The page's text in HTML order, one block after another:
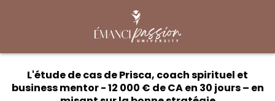
L'étude de cas de Prisca, coach spirituel et
business mentor -12 000 € de CA en 30 jours– en